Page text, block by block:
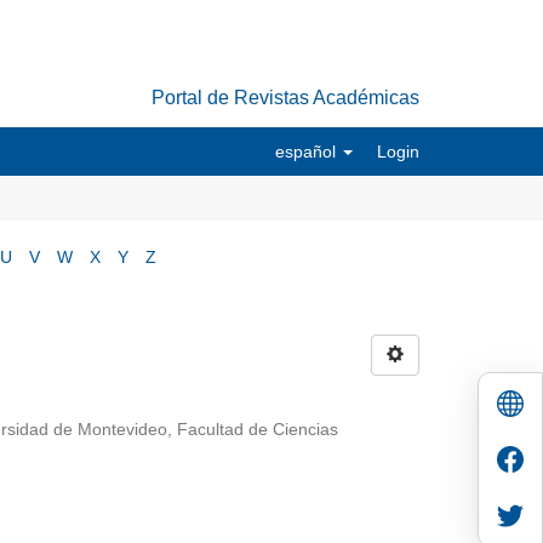
Portal de Revistas Académicas
español Login
U V W X Y Z
de Montevideo, Facultad de Ciencias